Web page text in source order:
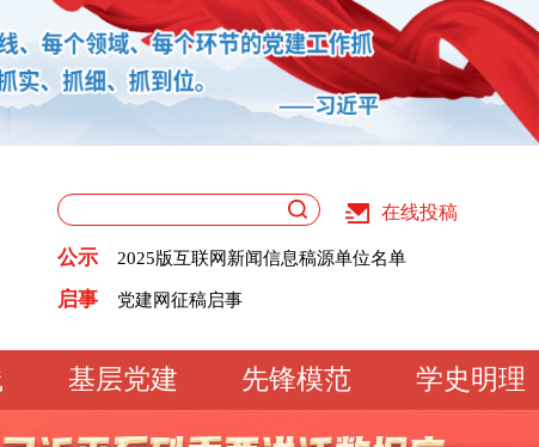
在线投稿
公示
关于版权和用稿问题的声明
2025版互联网新闻信息稿源单位名单
关于版权和用稿问题的声明
启事
《党建》杂志征稿启事
党建网征稿启事
《党建》杂志征稿启事
基层党建 先锋模范
学史明理
作动态 经验交流 文明实践